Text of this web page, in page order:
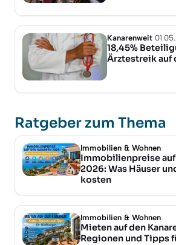
Kanarenweit
18,45%
Ärztestreik auf
Ratgeber zum Thema
Immobilien & Wohnen
Immobilienpreise auf
2026: Was Häuser
kosten
Immobilien & Wohnen
Mieten auf den
Regionen und Tipps